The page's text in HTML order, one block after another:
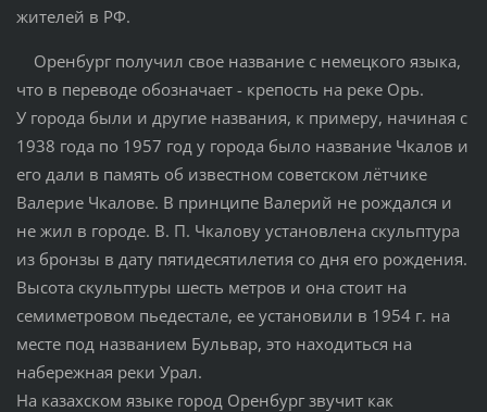
жителей в РФ.
Оренбург получил свое название с немецкого языка,
что в переводе обозначает - крепость на реке Орь.
У города были и другие названия, к примеру, начиная с
1938 года по 1957 год у города было название Чкалов и
его дали в память об известном советском лётчике
Валерие Чкалове. В принципе Валерий не рождался и
не жил в городе. В. П. Чкалову установлена скульптура
из бронзы в дату пятидесятилетия со дня его рождения.
Высота скульптуры шесть метров и она стоит на
семиметровом пьедестале, ее установили в 1954 г. на
месте под названием Бульвар, это находиться на
набережная реки Урал.
На казахском языке город Оренбург звучит как